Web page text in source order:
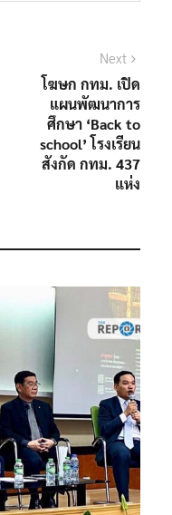
Next
โฆษก กทม. เปิด
แผนพัฒนาการ
ศึกษา ‘Back to
school’ โรงเรียน
สังกัด กทม. 437
แห่ง